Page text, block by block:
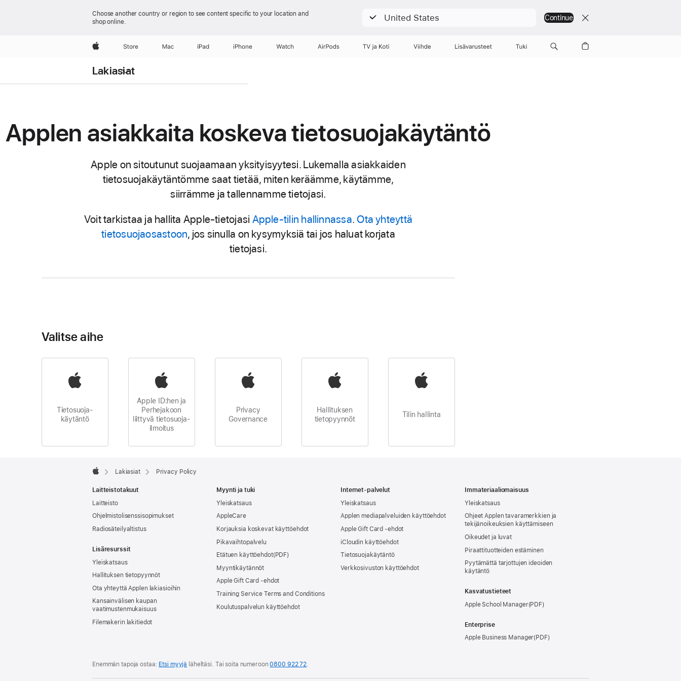
Choose another country or region to see content specific to your location and
shop online.
United States Continue
Apple Store Mac iPad iPhone Watch AirPods TV ja Koti Viihde Lisävarusteet Tuki
Lakiasiat
Menu
Applen asiakkaita koskeva tietosuojakäytäntö
Apple on sitoutunut suojaamaan yksityisyytesi. Lukemalla asiakkaiden
tietosuojakäytäntömme saat tietää, miten keräämme, käytämme,
siirrämme ja tallennamme tietojasi.
Voit tarkistaa ja hallita Apple-tietojasi Apple-tilin hallinnassa.Ota yhteyttä
tietosuojaosastoon, jos sinulla on kysymyksiä tai jos haluat korjata
tietojasi.
Valitse aihe
Tietosuoja-
käytäntö
Apple ID:hen ja
Perhejakoon
liittyvä tietosuoja-
ilmoitus
Privacy
Governance
Hallituksen
tietopyynnöt
Tilin hallinta
Footer

Lakiasiat Privacy Policy
Laitteistotakuut
Laitteisto
Ohjelmistolisenssisopimukset
Radiosäteilyaltistus
Lisäresurssit
Yleiskatsaus
Hallituksen tietopyynnöt
Ota yhteyttä Applen lakiasioihin
Kansainvälisen kaupan
vaatimustenmukaisuus
Filemakerin lakitiedot
Myynti ja tuki
Yleiskatsaus
AppleCare
Korjauksia koskevat käyttöehdot
Pikavaihtopalvelu
Etätuen käyttöehdot
Myyntikäytännöt
Apple Gift Card -ehdot
Training Service Terms and Conditions
Koulutuspalvelun käyttöehdot
Internet-palvelut
Yleiskatsaus
Applen mediapalveluiden käyttöehdot
Apple Gift Card -ehdot
iCloudin käyttöehdot
Tietosuojakäytäntö
Verkkosivuston käyttöehdot
Immateriaaliomaisuus
Yleiskatsaus
Ohjeet Applen tavaramerkkien ja
tekijänoikeuksien käyttämiseen
Oikeudet ja luvat
Piraattituotteiden estäminen
Pyytämättä tarjottujen ideoiden
käytäntö
Kasvatustieteet
Apple School Manager
Enterprise
Apple Business Manager
Enemmän tapoja ostaa: Etsi myyjä läheltäsi. Tai soita numeroon0800 922 72.